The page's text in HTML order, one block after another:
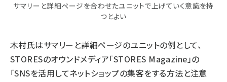
サマリーと詳細ページを合わせたユニットで上げていく意識を持
つとよい
木村氏はサマリーと詳細ページのユニットの例として、
STORESのオウンドメディア「STORES Magazine」の
「SNSを活用してネットショップの集客をする方法と注意